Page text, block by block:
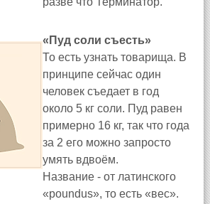
​«Пуд соли съесть»
То есть узнать товарища. В
принципе сейчас один
человек съедает в год
около 5 кг соли. Пуд равен
примерно 16 кг, так что года
за 2 его можно запросто
умять вдвоём.
Название - от латинского
«poundus», то есть «вес».